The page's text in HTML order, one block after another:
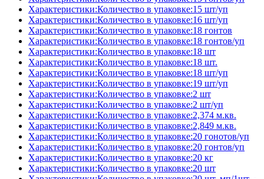
Характеристики:Количество в упаковке:15 шт/уп
Характеристики:Количество в упаковке:16 шт/уп
Характеристики:Количество в упаковке:18 гонтов
Характеристики:Количество в упаковке:18 гонтов/уп
Характеристики:Количество в упаковке:18 шт
Характеристики:Количество в упаковке:18 шт.
Характеристики:Количество в упаковке:18 шт/уп
Характеристики:Количество в упаковке:19 шт/уп
Характеристики:Количество в упаковке:2 шт
Характеристики:Количество в упаковке:2 шт/уп
Характеристики:Количество в упаковке:2,374 м.кв.
Характеристики:Количество в упаковке:2,849 м.кв.
Характеристики:Количество в упаковке:20 гонотов/уп
Характеристики:Количество в упаковке:20 гонтов/уп
Характеристики:Количество в упаковке:20 кг
Характеристики:Количество в упаковке:20 шт